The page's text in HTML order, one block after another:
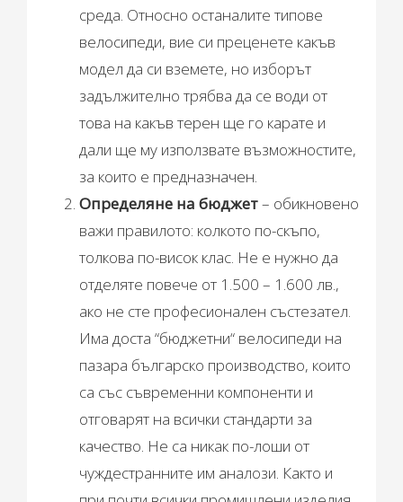
среда. Относно останалите типове
велосипеди, вие си преценете какъв
модел да си вземете, но изборът
задължително трябва да се води от
това на какъв терен ще го карате и
дали ще му използвате възможностите,
за които е предназначен.
Определяне на бюджет– обикновено
важи правилото: колкото по-скъпо,
толкова по-висок клас. Не е нужно да
отделяте повече от 1.500 – 1.600 лв.,
ако не сте професионален състезател.
Има доста “бюджетни“ велосипеди на
пазара българско производство, които
са със съвременни компоненти и
отговарят на всички стандарти за
качество. Не са никак по-лоши от
чуждестранните им аналози. Както и